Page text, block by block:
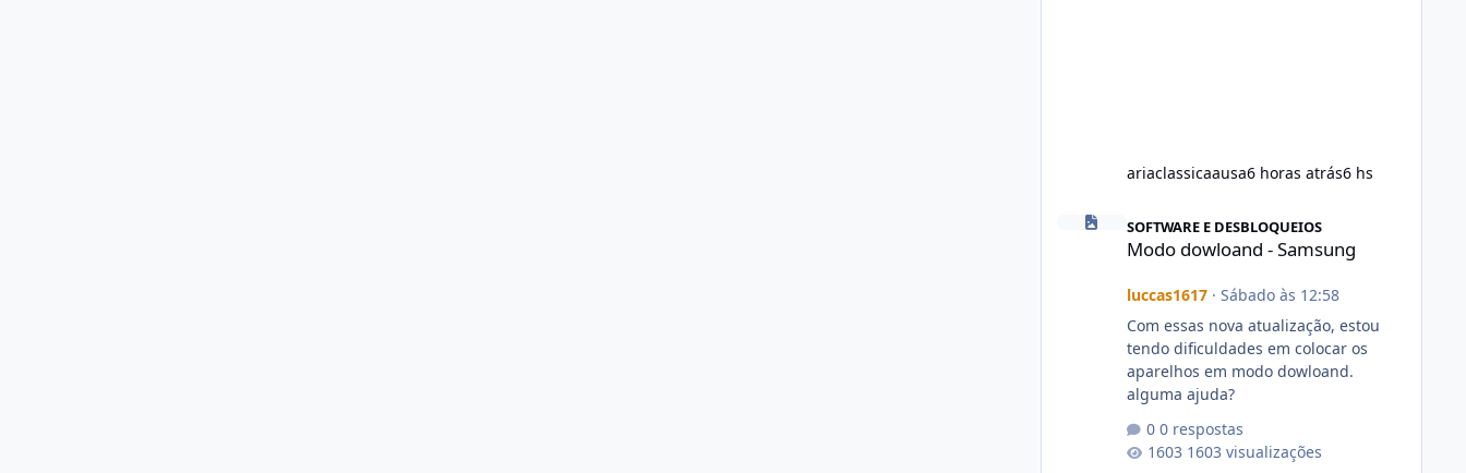
ariaclassicaausa6 horas atrás6 hs
Modo dowloand - Samsung
SOFTWARE E DESBLOQUEIOS
Modo dowloand - Samsung
luccas1617· Sábado às 12:58
Com essas nova atualização, estou
tendo dificuldades em colocar os
aparelhos em modo dowloand.
alguma ajuda?
0 respostas
1603 visualizações